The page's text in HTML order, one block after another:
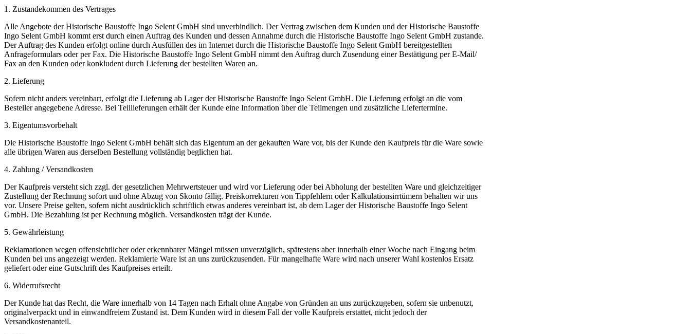
1. Zustandekommen des Vertrages
Alle Angebote der Historische Baustoffe Ingo Selent GmbH sind unverbindlich. Der Vertrag zwischen dem Kunden und der Historische Baustoffe
Ingo Selent GmbH kommt erst durch einen Auftrag des Kunden und dessen Annahme durch die Historische Baustoffe Ingo Selent GmbH zustande.
Der Auftrag des Kunden erfolgt online durch Ausfüllen des im Internet durch die Historische Baustoffe Ingo Selent GmbH bereitgestellten
Anfrageformulars oder per Fax. Die Historische Baustoffe Ingo Selent GmbH nimmt den Auftrag durch Zusendung einer Bestätigung per E-Mail/
Fax an den Kunden oder konkludent durch Lieferung der bestellten Waren an.
2. Lieferung
Sofern nicht anders vereinbart, erfolgt die Lieferung ab Lager der Historische Baustoffe Ingo Selent GmbH. Die Lieferung erfolgt an die vom
Besteller angegebene Adresse. Bei Teillieferungen erhält der Kunde eine Information über die Teilmengen und zusätzliche Liefertermine.
3. Eigentumsvorbehalt
Die Historische Baustoffe Ingo Selent GmbH behält sich das Eigentum an der gekauften Ware vor, bis der Kunde den Kaufpreis für die Ware sowie
alle übrigen Waren aus derselben Bestellung vollständig beglichen hat.
4. Zahlung / Versandkosten
Der Kaufpreis versteht sich zzgl. der gesetzlichen Mehrwertsteuer und wird vor Lieferung oder bei Abholung der bestellten Ware und gleichzeitiger
Zustellung der Rechnung sofort und ohne Abzug von Skonto fällig. Preiskorrekturen von Tippfehlern oder Kalkulationsirrtümern behalten wir uns
vor. Unsere Preise gelten, sofern nicht ausdrücklich schriftlich etwas anderes vereinbart ist, ab dem Lager der Historische Baustoffe Ingo Selent
GmbH. Die Bezahlung ist per Rechnung möglich. Versandkosten trägt der Kunde.
5. Gewährleistung
Reklamationen wegen offensichtlicher oder erkennbarer Mängel müssen unverzüglich, spätestens aber innerhalb einer Woche nach Eingang beim
Kunden bei uns angezeigt werden. Reklamierte Ware ist an uns zurückzusenden. Für mangelhafte Ware wird nach unserer Wahl kostenlos Ersatz
geliefert oder eine Gutschrift des Kaufpreises erteilt.
6. Widerrufsrecht
Der Kunde hat das Recht, die Ware innerhalb von 14 Tagen nach Erhalt ohne Angabe von Gründen an uns zurückzugeben, sofern sie unbenutzt,
originalverpackt und in einwandfreiem Zustand ist. Dem Kunden wird in diesem Fall der volle Kaufpreis erstattet, nicht jedoch der
Versandkostenanteil.